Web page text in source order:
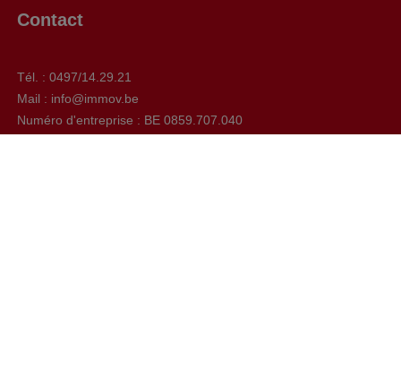
Contact
Tél. : 0497/14.29.21
Mail : info@immov.be
Numéro d'entreprise : BE 0859.707.040